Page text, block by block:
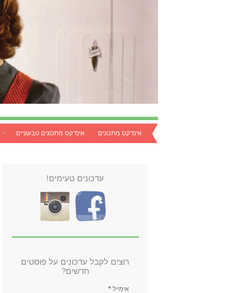
אינדקס מתכונים אינדקס מתכונים טבעוניים
עדכונים טעימים!
רוצים לקבל עדכונים על פוסטים
חדשים?
אימייל *